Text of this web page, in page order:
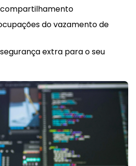
do vazamento de
extra para o seu